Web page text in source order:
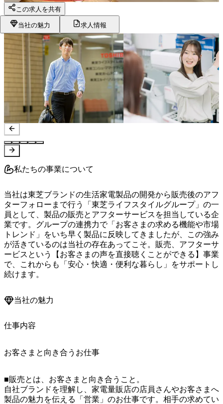
この求人を共有
当社の魅力 求人情報
私たちの事業について
当社は東芝ブランドの生活家電製品の開発から販売後のアフ
ターフォローまで行う「東芝ライフスタイルグループ」の一
員として、製品の販売とアフターサービスを担当している企
業です。グループの連携力で「お客さまの求める機能や市場
トレンド」をいち早く製品に反映してきましたが、この強み
が活きているのは当社の存在あってこそ。販売、アフターサ
ービスという【お客さまの声を直接聴くことができる】事業
で、これからも「安心・快適・便利な暮らし」をサポートし
続けます。
当社の魅力
仕事内容
お客さまと向き合うお仕事
■販売とは、お客さまと向き合うこと。
自社ブランドを理解し、家電量販店の店員さんやお客さまへ
製品の魅力を伝える「営業」のお仕事です。相手の求めてい